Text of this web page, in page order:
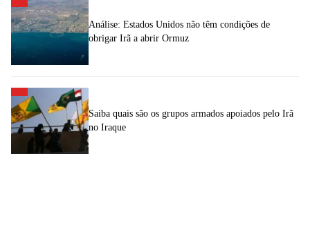
Análise: Estados Unidos não têm condições de
obrigar Irã a abrir Ormuz
Saiba quais são os grupos armados apoiados pelo Irã
no Iraque